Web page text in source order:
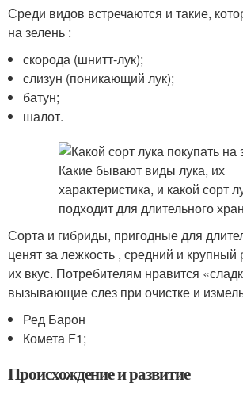
Среди видов встречаются и такие,
на зелень :
скорода (шнитт-лук);
слизун (поникающий лук);
батун;
шалот.
Сорта и гибриды, пригодные для
ценят за лежкость , средний и крупный
их вкус. Потребителям нравится
вызывающие слез при очистке и
Ред Барон
Комета F1;
Происхождение и развитие